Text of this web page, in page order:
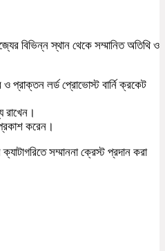
বিভিন্ন স্থান থেকে সম্মানিত অতিথি ও
ও প্রাক্তন লর্ড প্রোভোস্ট বার্নি ক্রকেট
রাখেন।
করেন।
সম্মাননা ক্রেস্ট প্রদান করা